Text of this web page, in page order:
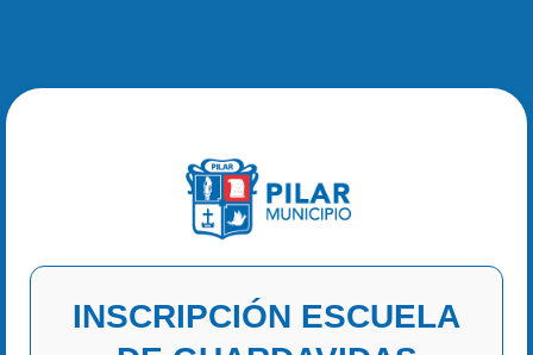
INSCRIPCIÓN ESCUELA